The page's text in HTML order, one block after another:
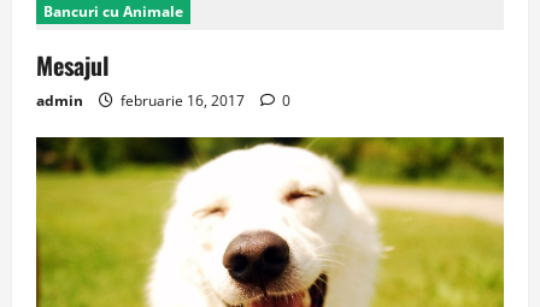
Bancuri cu Animale
Mesajul
admin februarie 16, 2017 0